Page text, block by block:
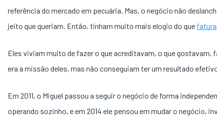
referência do mercado em pecuária. Mas, o negócio não
jeito que queriam. Então, tinham muito mais elogio do que
Eles viviam muito de fazer o que acreditavam, o que gostavam,
era a missão deles, mas não conseguiam ter um resultado
Em 2011, o Miguel passou a seguir o negócio de forma
operando sozinho, e em 2014 ele pensou em mudar o negócio,